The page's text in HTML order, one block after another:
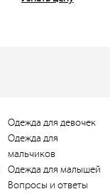
Одежда для девочек
Одежда для
мальчиков
Одежда для малышей
Вопросы и ответы